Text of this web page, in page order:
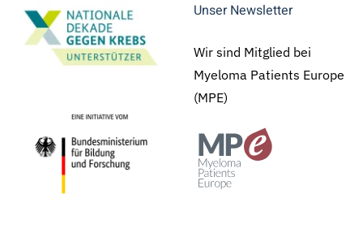
Unser Newsletter
Wir sind Mitglied bei
Myeloma Patients Europe
(MPE)